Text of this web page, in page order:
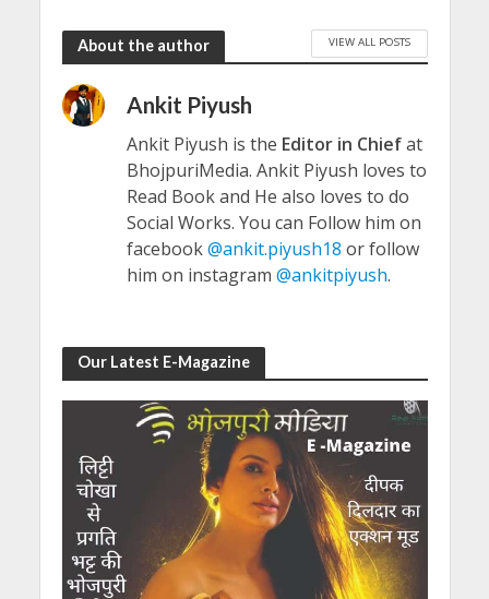
About the author VIEW ALL POSTS
Ankit Piyush
Ankit Piyush is the Editor in Chiefat
BhojpuriMedia. Ankit Piyush loves to
Read Book and He also loves to do
Social Works. You can Follow him on
facebook@ankit.piyush18 or follow
him on instagram @ankitpiyush.
Our Latest E-Magazine